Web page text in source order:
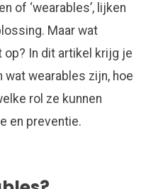
of ‘wearables’, lijken
Maar wat
op? In dit artikel krijg je
wat wearables zijn, hoe
rol ze kunnen
en preventie.